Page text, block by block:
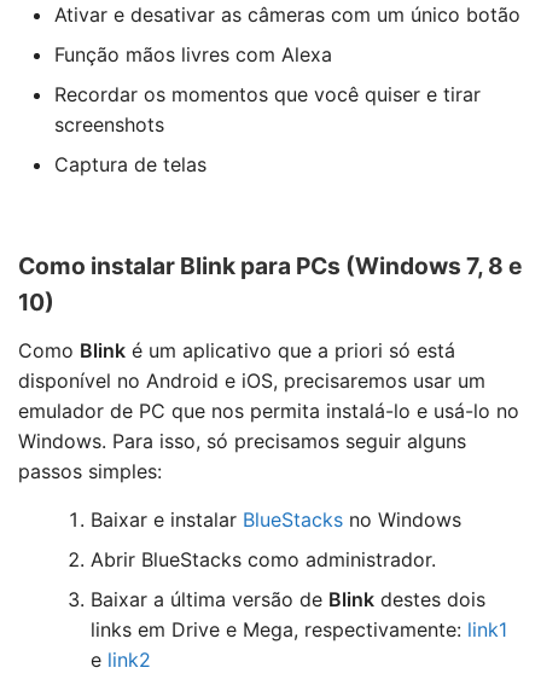
Ativar e desativar as câmeras com um único botão
Função mãos livres com Alexa
Recordar os momentos que você quiser e tirar
screenshots
Captura de telas
Como instalar Blink para PCs (Windows 7, 8 e
10)
Como Blink é um aplicativo que a priori só está
disponível no Android e iOS, precisaremos usar um
emulador de PC que nos permita instalá-lo e usá-lo no
Windows. Para isso, só precisamos seguir alguns
passos simples:
Baixar e instalar BlueStacks no Windows
Abrir BlueStacks como administrador.
Baixar a última versão de Blink destes dois
links em Drive e Mega, respectivamente: link1
e link2